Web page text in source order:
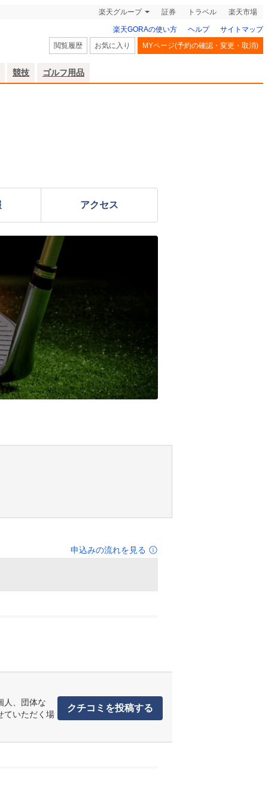
楽天グループ 証券 トラベル 楽天市場
楽天GORAの使い方 ヘルプ
サイトマップ
閲覧履歴
お気に入り MYページ(予約の確認・変更・取消)
競技 ゴルフ用品
アクセス
申込みの流れを見る
人、団体な
ていただく場
クチコミを投稿する